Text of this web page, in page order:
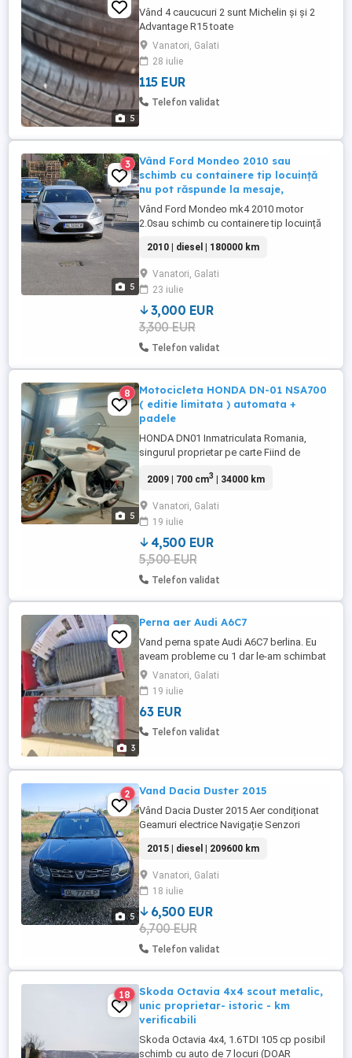
5
Vând 4 caucucuri 2 sunt Michelin și și 2
Advantage R15 toate
Vanatori, Galati
28 iulie
115 EUR
Telefon validat
5
3
Vând Ford Mondeo 2010 sau
schimb cu containere tip locuință
nu pot răspunde la mesaje,
Vând Ford Mondeo mk4 2010 motor
2.0sau schimb cu containere tip locuință
2010 | diesel | 180000 km
Vanatori, Galati
23 iulie
3,000 EUR
3,300 EUR
Telefon validat
5
8
Motocicleta HONDA DN-01 NSA700
( editie limitata ) automata +
padele
HONDA DN01 Inmatriculata Romania,
singurul proprietar pe carte Fiind de
trafic ceea ce ii da un mare + de siguranta,
mai SIGURA si usor de condus
motocicleta chiar si pentru incepatori.
Cutie de viteze automata cu ...
2009 | 700 cm3 | 34000 km
Vanatori, Galati
19 iulie
4,500 EUR
5,500 EUR
Telefon validat
3
Perna aer Audi A6C7
Vand perna spate Audi A6C7 berlina. Eu
aveam probleme cu 1 dar le-am schimbat
pe amandoua. pret la jumatate 350lei.
Vanatori, Galati
19 iulie
63 EUR
Telefon validat
5
2 Vand Dacia Duster 2015
Vând Dacia Duster 2015 Aer condiționat
Geamuri electrice Navigație Senzori
centralizată Jante aliaj Km 209600
2015 | diesel | 209600 km
Vanatori, Galati
18 iulie
6,500 EUR
6,700 EUR
Telefon validat
18
Skoda Octavia 4x4 scout metalic,
unic proprietar- istoric - km
verificabili
Skoda Octavia 4x4, 1.6TDI 105 cp posibil
schimb cu auto de 7 locuri (DOAR